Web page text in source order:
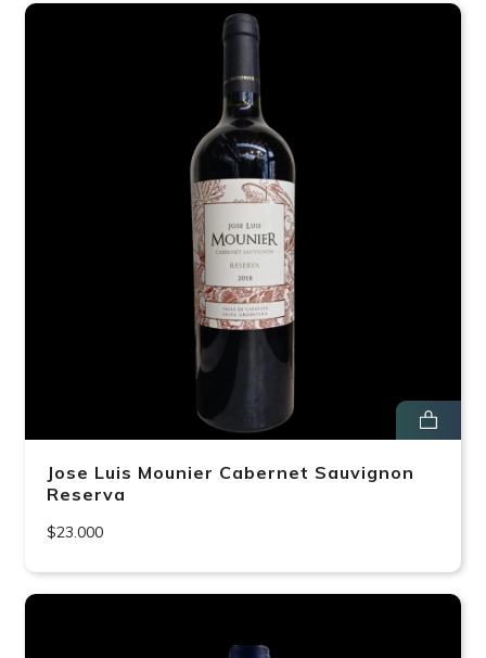
Jose Luis Mounier Cabernet Sauvignon
Reserva
$23.000